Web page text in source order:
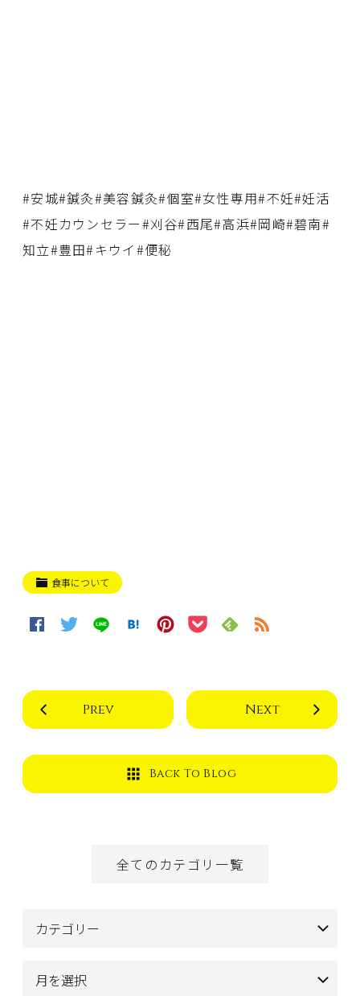
#安城#鍼灸#美容鍼灸#個室#女性専用#不妊#妊活
#不妊カウンセラー#刈谷#西尾#高浜#岡崎#碧南#
知立#豊田#キウイ#便秘
食事について
Prev Next
Back To Blog
全てのカテゴリ一覧